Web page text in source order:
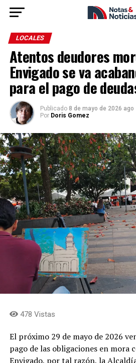
LOCALES
Atentos deudores
Envigado se va
para el pago de
Publicado 8 de mayo de 2026 ago
Por Doris Gomez
478 Vistas
El próximo 29 de mayo de 2026
pago de las obligaciones en mora
Envigado, por tal razón, la